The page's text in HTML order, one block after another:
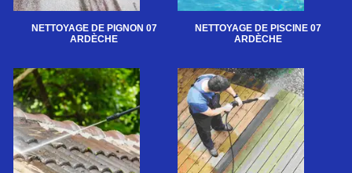
NETTOYAGE DE PIGNON 07
ARDÈCHE
NETTOYAGE DE PISCINE 07
ARDÈCHE